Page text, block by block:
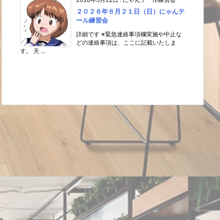
２０２６年６月２１日（日）にゃんテ
ール練習会
詳細です ※緊急連絡事項欄実施や中止な
どの連絡事項は、ここに記載いたしま
す。 天 ...